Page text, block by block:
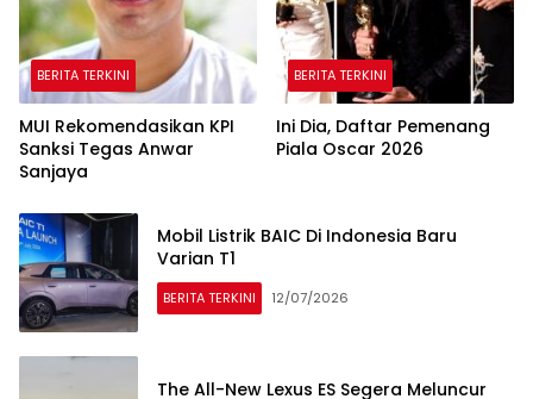
BERITA TERKINI
MUI Rekomendasikan KPI
Sanksi Tegas Anwar
Sanjaya
BERITA TERKINI
Ini Dia, Daftar Pemenang
Piala Oscar 2026
Mobil Listrik BAIC Di Indonesia Baru
Varian T1
BERITA TERKINI 12/07/2026
The All-New Lexus ES Segera Meluncur